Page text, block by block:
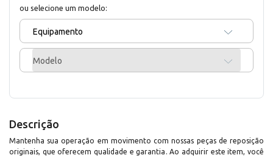
ou selecione um modelo:
Equipamento
Modelo
Descrição
Mantenha sua operação em movimento com nossas peças de reposição
originais, que oferecem qualidade e garantia. Ao adquirir este item, você